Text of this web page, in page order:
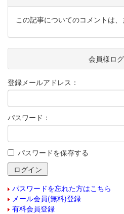
この記事についてのコメントは、
会員様ロ
登録メールアドレス：
パスワード：
パスワードを保存する
パスワードを忘れた方はこちら
メール会員(無料)登録
有料会員登録